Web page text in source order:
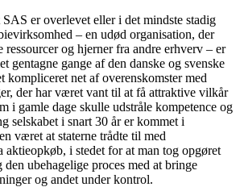
er overlevet eller i det mindste stadig
– en udød organisation, der
ressourcer og hjerner fra andre erhverv – er
gentagne gange af den danske og svenske
kompliceret net af overenskomster med
der har været vant til at få attraktive vilkår
i gamle dage skulle udstråle kompetence og
selskabet i snart 30 år er kommet i
været at staterne trådte til med
i stedet for at man tog opgøret
ubehagelige proces med at bringe
og andet under kontrol.